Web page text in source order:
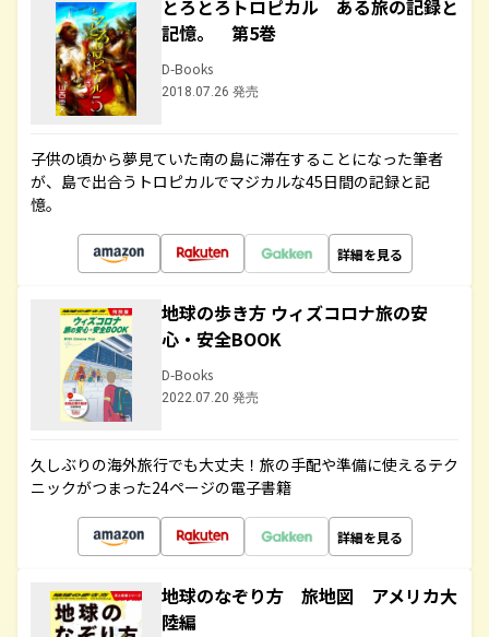
とろとろトロピカル ある旅の記録と
記憶。 第5巻
D-Books
2018.07.26 発売
子供の頃から夢見ていた南の島に滞在することになった筆者
が、島で出合うトロピカルでマジカルな45日間の記録と記
憶。
詳細を見る
地球の歩き方 ウィズコロナ旅の安
心・安全BOOK
D-Books
2022.07.20 発売
久しぶりの海外旅行でも大丈夫！旅の手配や準備に使えるテク
ニックがつまった24ページの電子書籍
詳細を見る
地球のなぞり方 旅地図 アメリカ大
陸編